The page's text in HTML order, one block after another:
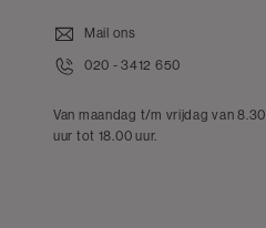
Mail ons
020 - 3412 650
Van maandag t/m vrijdag van 8.30
uur tot 18.00 uur.